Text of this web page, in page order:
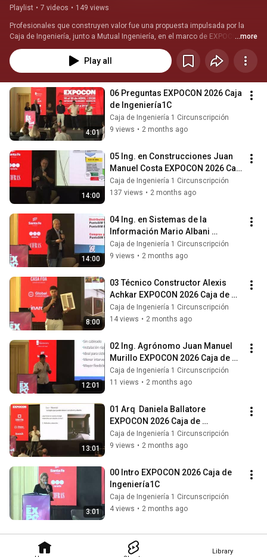
Library
Playlist • 7 videos • 149 views
Profesionales que construyen valor fue una propuesta impulsada por la
Caja de Ingeniería, junto a Mutual Ingeniería, en el marco de EXPOCON
2026, con el objetivo de visibilizar experiencias, proyectos e iniciativas de
afiliados que aportan innovación, conocimiento y nuevas formas de
ejercer la profesión.
...more
Play all
4:01
06 Preguntas EXPOCON 2026 Caja
de Ingeniería1C
Caja de Ingeniería 1 Circunscripción
9 views • 2 months ago
14:00
05 Ing. en Construcciones Juan
Manuel Costa EXPOCON 2026 Caja
de Ingenieria1C
Caja de Ingeniería 1 Circunscripción
137 views • 2 months ago
14:00
04 Ing. en Sistemas de la
Información Mario Albani
EXPOCON 2026 Caja de
Ingenieria1C
Caja de Ingeniería 1 Circunscripción
9 views • 2 months ago
8:00
03 Técnico Constructor Alexis
Achkar EXPOCON 2026 Caja de
Ingenieria1C
Caja de Ingeniería 1 Circunscripción
14 views • 2 months ago
12:01
02 Ing. Agrónomo Juan Manuel
Murillo EXPOCON 2026 Caja de
Ingenieria1C
Caja de Ingeniería 1 Circunscripción
11 views • 2 months ago
13:01
01 Arq  Daniela Ballatore
EXPOCON 2026 Caja de
Ingenieria1C
Caja de Ingeniería 1 Circunscripción
9 views • 2 months ago
3:01
00 Intro EXPOCON 2026 Caja de
Ingeniería1C
Caja de Ingeniería 1 Circunscripción
4 views • 2 months ago